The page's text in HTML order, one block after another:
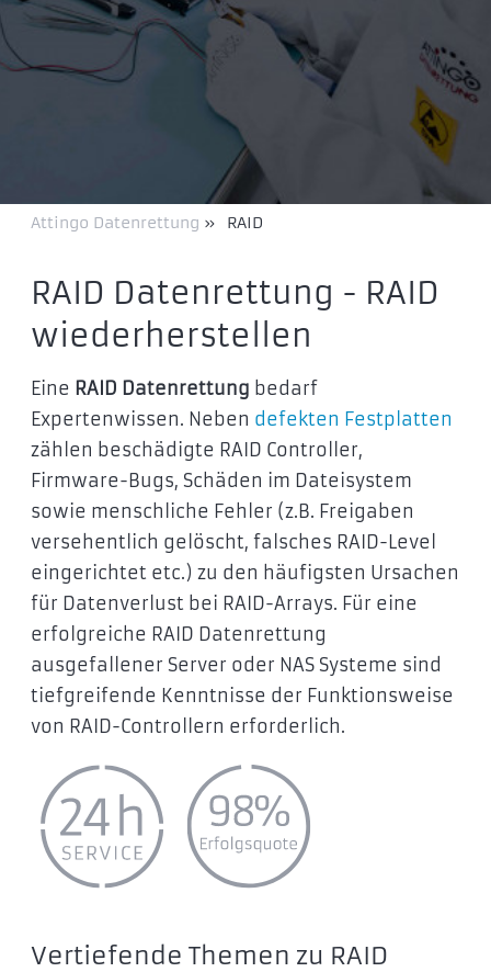
Attingo Datenrettung » RAID
RAID Datenrettung - RAID
wiederherstellen
Eine RAID Datenrettung bedarf
Expertenwissen. Neben defekten Festplatten
zählen beschädigte RAID Controller,
Firmware-Bugs, Schäden im Dateisystem
sowie menschliche Fehler (z.B. Freigaben
versehentlich gelöscht, falsches RAID-Level
eingerichtet etc.) zu den häufigsten Ursachen
für Datenverlust bei RAID-Arrays. Für eine
erfolgreiche RAID Datenrettung
ausgefallener Server oder NAS Systeme sind
tiefgreifende Kenntnisse der Funktionsweise
von RAID-Controllern erforderlich.
Vertiefende Themen zu RAID